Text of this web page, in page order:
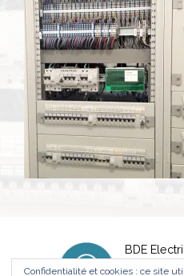
BDE
530 Rue
Confidentialité et cookies : ce site